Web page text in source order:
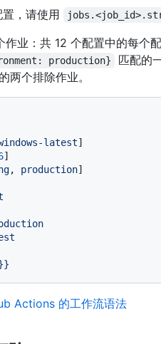
，请使用
业：共 12 个配置中的每个
production}
匹配的
两个排除作业。
latest]
]
, production]
Actions 的工作流语法